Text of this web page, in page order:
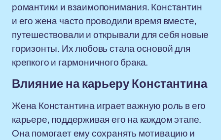
романтики и взаимопонимания. Константин
и его жена часто проводили время вместе,
путешествовали и открывали для себя новые
горизонты. Их любовь стала основой для
крепкого и гармоничного брака.
Влияние на карьеру Константина
Жена Константина играет важную роль в его
карьере, поддерживая его на каждом этапе.
Она помогает ему сохранять мотивацию и